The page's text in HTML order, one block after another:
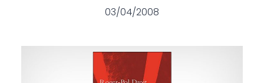
03/04/2008